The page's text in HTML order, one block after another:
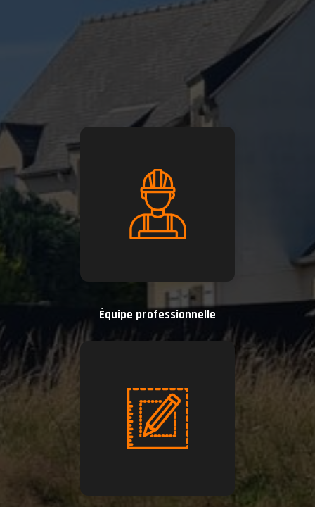
Équipe professionnelle